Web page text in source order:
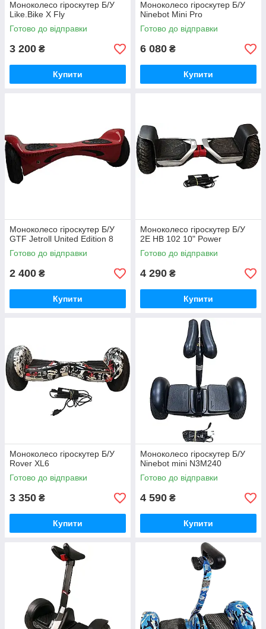
Моноколесо гіроскутер Б/У
Like.Bike X Fly
Готово до відправки
3 200 ₴
Купити
Моноколесо гіроскутер Б/У
Ninebot Mini Pro
Готово до відправки
6 080 ₴
Купити
Моноколесо гіроскутер Б/У
GTF Jetroll United Edition 8
Готово до відправки
2 400 ₴
Купити
Моноколесо гіроскутер Б/У
2E HB 102 10" Power
Готово до відправки
4 290 ₴
Купити
Моноколесо гіроскутер Б/У
Rover XL6
Готово до відправки
3 350 ₴
Купити
Моноколесо гіроскутер Б/У
Ninebot mini N3M240
Готово до відправки
4 590 ₴
Купити